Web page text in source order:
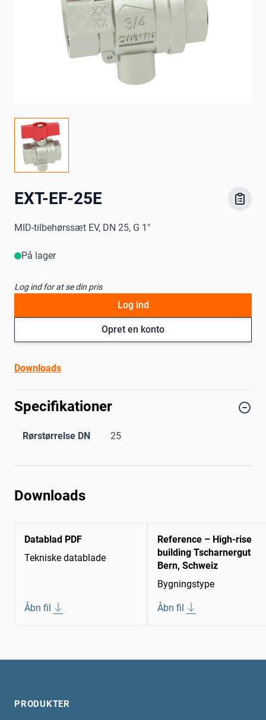
EXT-EF-25E
MID-tilbehørssæt EV, DN 25, G 1"
På lager
Log ind for at se din pris
Opret en konto
Log ind
Downloads
Specifikationer
Rørstørrelse DN 25
Downloads
Datablad PDF
Tekniske datablade
Åbn fil
Reference – High-rise
building Tscharnergut
Bern, Schweiz
Bygningstype
Åbn fil
PRODUKTER